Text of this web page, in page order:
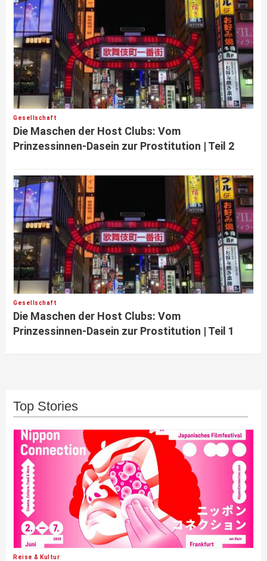
Gesellschaft
Die Maschen der Host Clubs: Vom
Prinzessinnen-Dasein zur Prostitution | Teil 2
Gesellschaft
Die Maschen der Host Clubs: Vom
Prinzessinnen-Dasein zur Prostitution | Teil 1
Top Stories
Reise & Kultur